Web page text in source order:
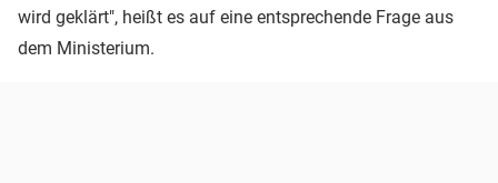
wird geklärt", heißt es auf eine entsprechende Frage aus
dem Ministerium.